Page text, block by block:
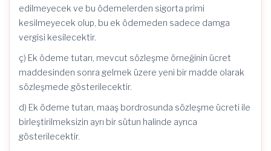
edilmeyecek ve bu ödemelerden sigorta primi
kesilmeyecek olup, bu ek ödemeden sadece damga
vergisi kesilecektir.
ç) Ek ödeme tutarı, mevcut sözleşme örneğinin ücret
maddesinden sonra gelmek üzere yeni bir madde olarak
sözleşmede gösterilecektir.
d) Ek ödeme tutarı, maaş bordrosunda sözleşme ücreti ile
birleştirilmeksizin ayrı bir sütun halinde ayrıca
gösterilecektir.